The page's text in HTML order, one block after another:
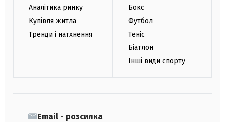
Аналітика ринку
Купівля житла
Тренди і натхнення
Бокс
Футбол
Теніс
Біатлон
Інші види спорту
Email - розсилка